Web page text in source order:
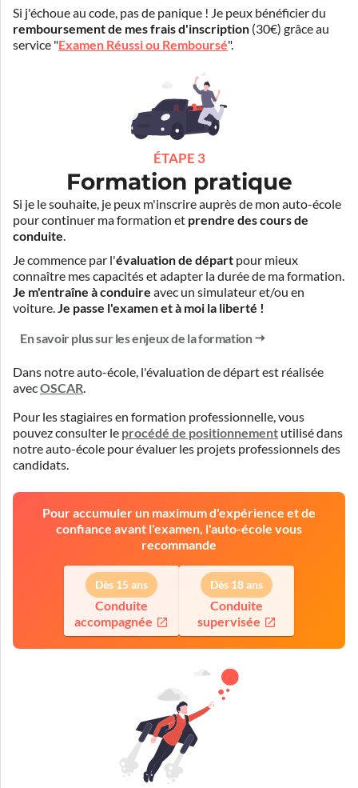
Si j'échoue au code, pas de panique ! Je peux bénéficier du
remboursement de mes frais d'inscription (30€) grâce au
service "Examen Réussi ou Remboursé".
ÉTAPE 3
Formation pratique
Si je le souhaite, je peux m'inscrire auprès de mon auto-école
pour continuer ma formation et prendre des cours de
conduite.
Je commence par l'évaluation de départ pour mieux
connaître mes capacités et adapter la durée de ma formation.
Je m'entraîne à conduire avec un simulateur et/ou en
voiture. Je passe l'examen et à moi la liberté !
En savoir plus sur les enjeux de la formation
Dans notre auto-école, l'évaluation de départ est réalisée
avecOSCAR
Pour les stagiaires en formation professionnelle, vous
pouvez consulter le procédé de positionnement utilisé dans
notre auto-école pour évaluer les projets professionnels des
candidats.
Pour accumuler un maximum d'expérience et de
confiance avant l'examen, l'auto-école vous
recommande
Dès 15 ans
Conduite
accompagnée
Dès 18 ans
Conduite
supervisée